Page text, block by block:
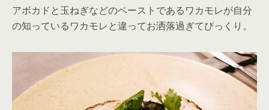
アボカドと玉ねぎなどのペーストであるワカモレが自分
の知っているワカモレと違ってお洒落過ぎてびっくり。